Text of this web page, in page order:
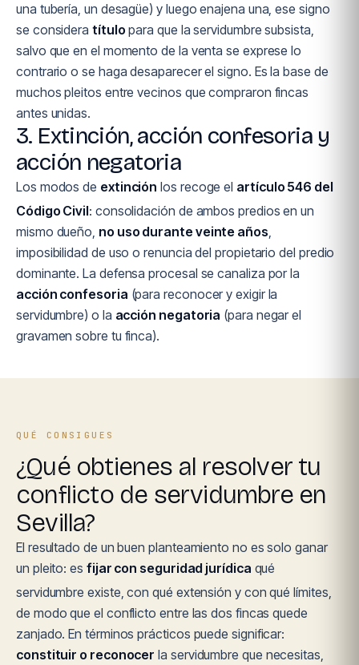
una tubería, un desagüe) y luego enajena una, ese signo
se considera título para que la servidumbre subsista,
salvo que en el momento de la venta se exprese lo
contrario o se haga desaparecer el signo. Es la base de
muchos pleitos entre vecinos que compraron fincas
antes unidas.
3. Extinción, acción confesoria y
acción negatoria
Los modos de extinción los recoge el artículo 546 del
Código Civil: consolidación de ambos predios en un
mismo dueño, no uso durante veinte años,
imposibilidad de uso o renuncia del propietario del predio
dominante. La defensa procesal se canaliza por la
acción confesoria (para reconocer y exigir la
servidumbre) o la acción negatoria (para negar el
gravamen sobre tu finca).
QUÉ CONSIGUES
¿Qué obtienes al resolver tu
conflicto de servidumbre en
Sevilla?
El resultado de un buen planteamiento no es solo ganar
un pleito: es fijar con seguridad jurídica qué
servidumbre existe, con qué extensión y con qué límites,
de modo que el conflicto entre las dos fincas quede
zanjado. En términos prácticos puede significar:
constituir o reconocer la servidumbre que necesitas,